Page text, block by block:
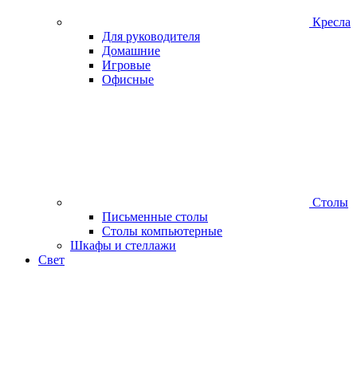
Кресла
Для руководителя
Домашние
Игровые
Офисные
Столы
Письменные столы
Столы компьютерные
Шкафы и стеллажи
Свет